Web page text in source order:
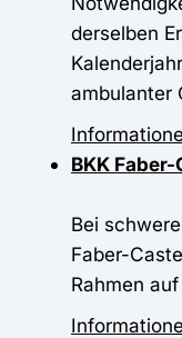
derselben
ambulanter
BKK
Bei
Faber-
Rahmen